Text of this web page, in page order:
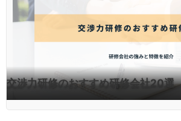
交渉力研修のおすすめ研修会社20選